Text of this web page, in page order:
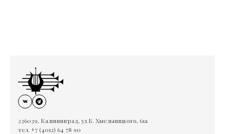
236039, Калининград, ул.Б. Хмельницкого, 61а
тел. +7 (4012) 64 78 90